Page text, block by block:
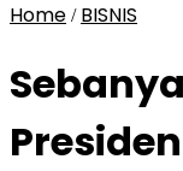
Home / BISNIS